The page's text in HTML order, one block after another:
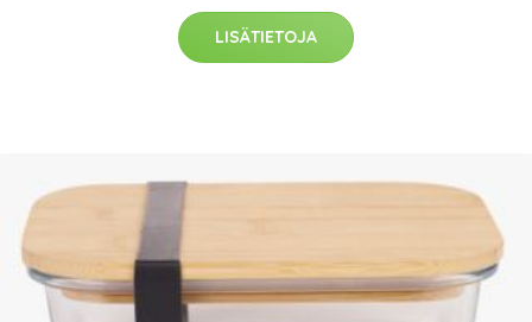
LISÄTIETOJA